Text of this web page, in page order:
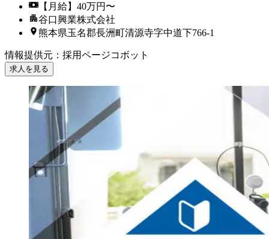
【月給】40万円〜
谷口興業株式会社
熊本県玉名郡長洲町清源寺字中道下766-1
情報提供元 ： 採用ページコボット
求人を見る